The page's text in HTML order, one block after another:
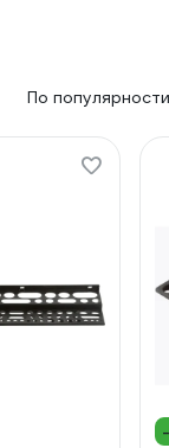
По популярности